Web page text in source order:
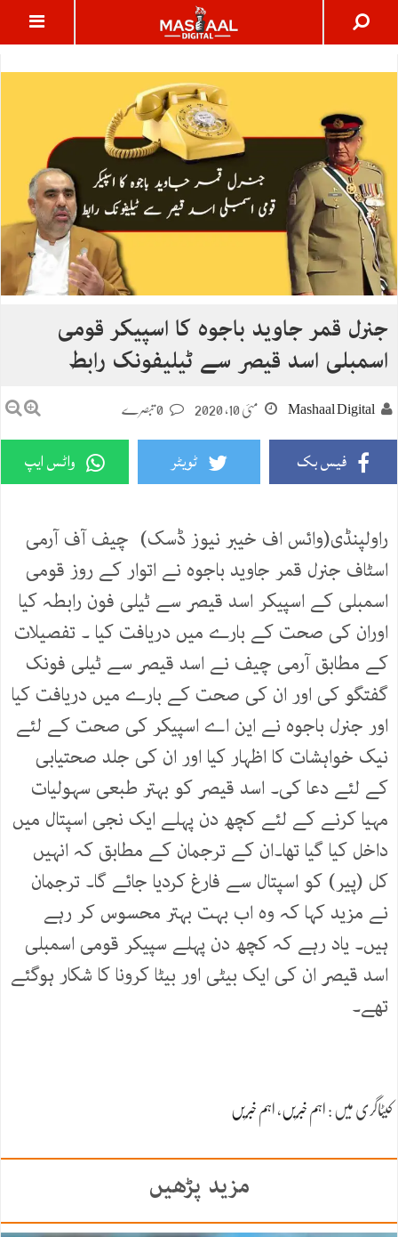
جنرل قمر جاوید باجوہ کا اسپیکر قومی
اسمبلی اسد قیصر سے ٹیلیفونک رابط
Mashaal Digital مئی 10, 2020
فیس بک ٹویٹر واٹس ایپ
راولپنڈی(وائس اف خیبر نیوز ڈسک) چیف آف آرمی
اسٹاف جنرل قمر جاوید باجوہ نے اتوار کے روز قومی
اسمبلی کے اسپیکر اسد قیصر سے ٹیلی فون رابطہ کیا
اوران کی صحت کے بارے میں دریافت کیا ۔ تفصیلات
کے مطابق آرمی چیف نے اسد قیصر سے ٹیلی فونک
گفتگو کی اور ان کی صحت کے بارے میں دریافت کیا
اور جنرل باجوہ نے این اے اسپیکر کی صحت کے لئے
نیک خواہشات کا اظہار کیا اور ان کی جلد صحتیابی
کے لئے دعا کی۔ اسد قیصر کو بہتر طبعی سہولیات
مہیا کرنے کے لئے کچھ دن پہلے ایک نجی اسپتال میں
داخل کیا گیا تھا۔ان کے ترجمان کے مطابق کہ انہیں
کل (پیر) کو اسپتال سے فارغ کردیا جائے گا۔ ترجمان
نے مزید کہا کہ وہ اب بہت بہتر محسوس کر رہے
ہیں۔ یاد رہے کہ کچھ دن پہلے سپیکر قومی اسمبلی
اسد قیصر ان کی ایک بیٹی اور بیٹا کرونا کا شکار ہوگئے
تھے۔
کیٹاگری میں : اہم خبریں ، اہم خبریں
مزید پڑھیں